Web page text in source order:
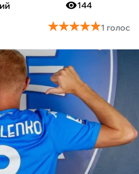
144
★★★★★
★★★★★1 голос